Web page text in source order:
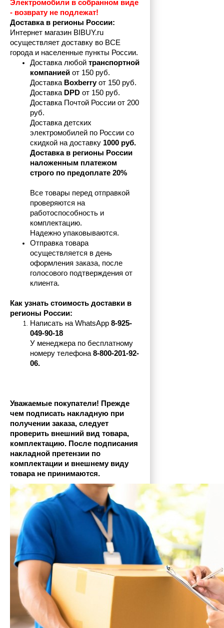
Электромобили в собранном виде
- возврату не подлежат!
Доставка в регионы России:
Интернет магазин BIBUY.ru
осуществляет доставку во ВСЕ
города и населенные пункты России.
Доставка любой транспортной
компанией от 150 руб.
Доставка Boxberry от 150 руб.
Доставка DPD от 150 руб.
Доставка Почтой России от 200
руб.
Доставка детских
электромобилей по России со
скидкой на доставку 1000 руб.
Доставка в регионы России
наложенным платежом
строго по предоплате 20%
Все товары перед отправкой
проверяются на
работоспособность и
комплектацию.
Надежно упаковываются.
Отправка товара
осуществляется в день
оформления заказа, после
голосового подтверждения от
клиента.
Как узнать стоимость доставки в
регионы России:
Написать на WhatsApp 8-925-
049-90-18
У менеджера по бесплатному
номеру телефона 8-800-201-92-
06.
Уважаемые покупатели! Прежде
чем подписать накладную при
получении заказа, следует
проверить внешний вид товара,
комплектацию. После подписания
накладной претензии по
комплектации и внешнему виду
товара не принимаются.